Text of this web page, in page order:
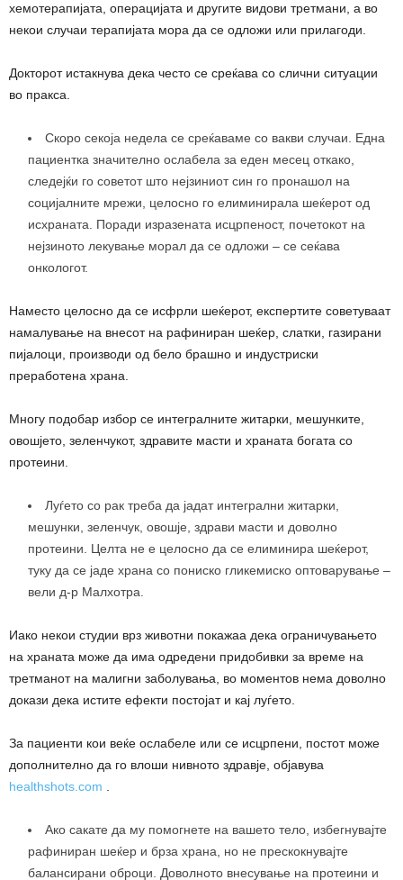
хемотерапијата, операцијата и другите видови третмани, а во
некои случаи терапијата мора да се одложи или прилагоди.
Докторот истакнува дека често се среќава со слични ситуации
во пракса.
Скоро секоја недела се среќаваме со вакви случаи. Една
пациентка значително ослабела за еден месец откако,
следејќи го советот што нејзиниот син го пронашол на
социјалните мрежи, целосно го елиминирала шеќерот од
исхраната. Поради изразената исцрпеност, почетокот на
нејзиното лекување морал да се одложи – се сеќава
онкологот.
Наместо целосно да се исфрли шеќерот, експертите советуваат
намалување на внесот на рафиниран шеќер, слатки, газирани
пијалоци, производи од бело брашно и индустриски
преработена храна.
Многу подобар избор се интегралните житарки, мешунките,
овошјето, зеленчукот, здравите масти и храната богата со
протеини.
Луѓето со рак треба да јадат интегрални житарки,
мешунки, зеленчук, овошје, здрави масти и доволно
протеини. Целта не е целосно да се елиминира шеќерот,
туку да се јаде храна со пониско гликемиско оптоварување –
вели д-р Малхотра.
Иако некои студии врз животни покажаа дека ограничувањето
на храната може да има одредени придобивки за време на
третманот на малигни заболувања, во моментов нема доволно
докази дека истите ефекти постојат и кај луѓето.
За пациенти кои веќе ослабеле или се исцрпени, постот може
дополнително да го влоши нивното здравје, објавува
healthshots.com .
Ако сакате да му помогнете на вашето тело, избегнувајте
рафиниран шеќер и брза храна, но не прескокнувајте
балансирани оброци. Доволното внесување на протеини и